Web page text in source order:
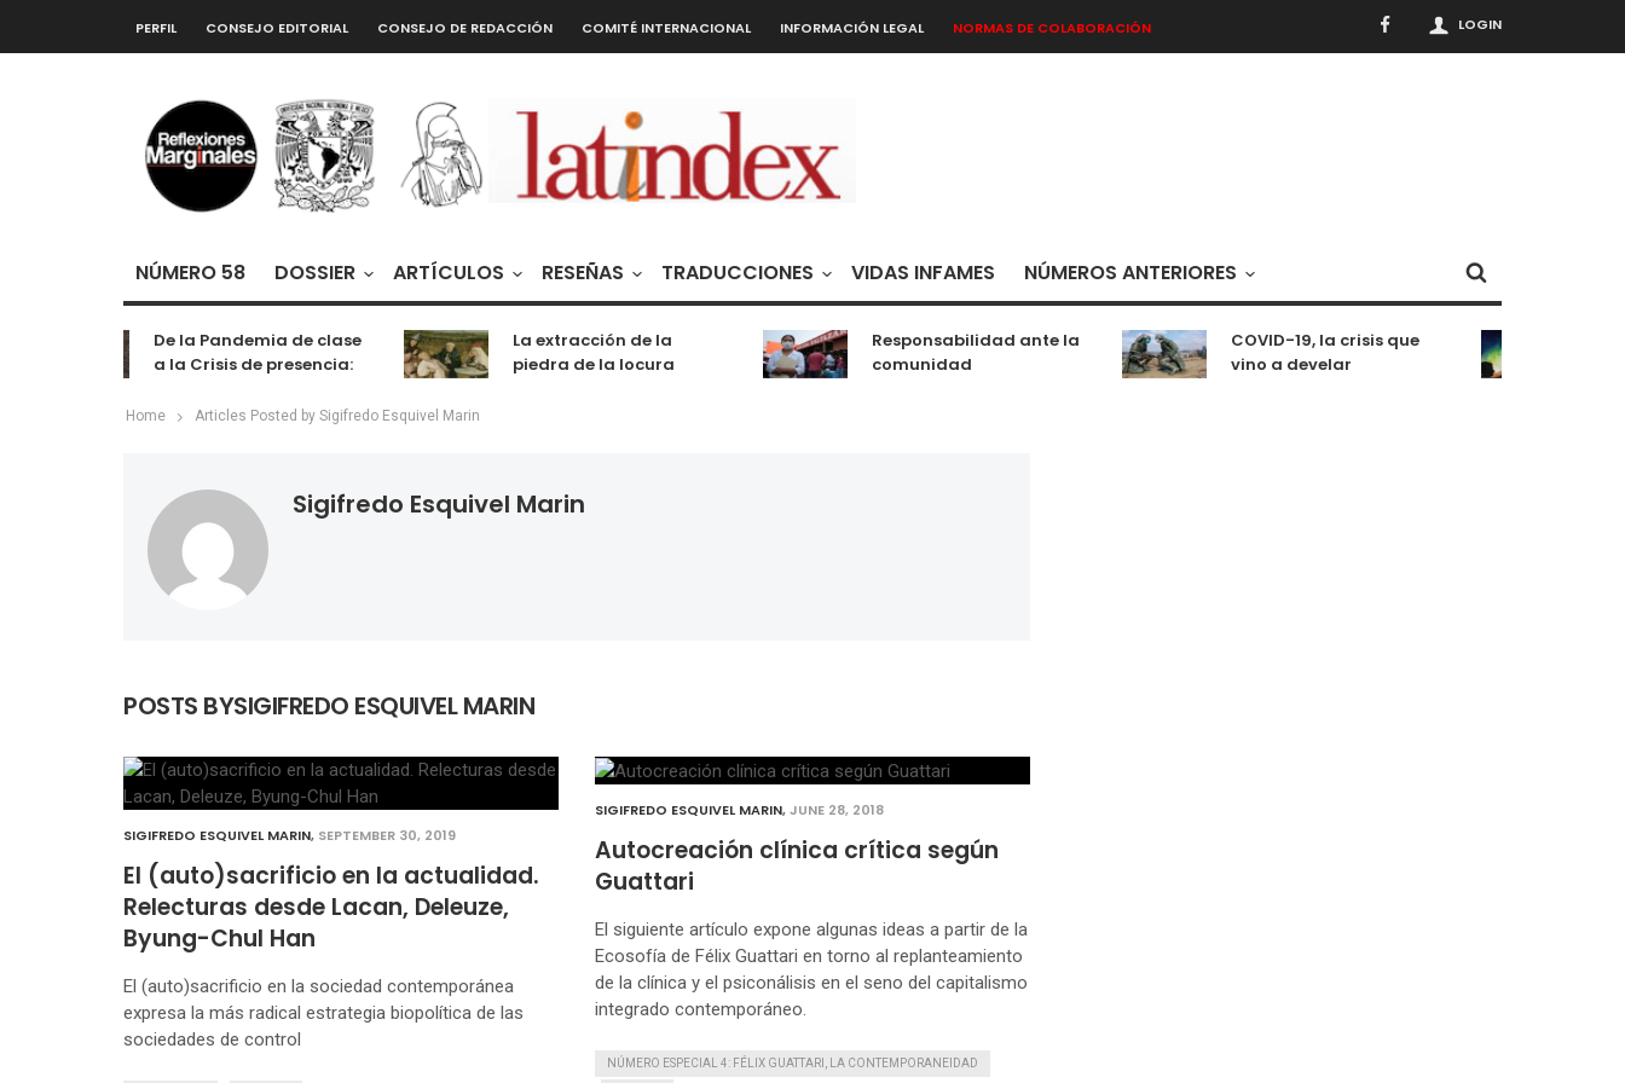
LOGIN
PERFIL CONSEJO EDITORIAL CONSEJO DE REDACCIÓN COMITÉ INTERNACIONAL INFORMACIÓN LEGAL NORMAS DE COLABORACIÓN
NÚMERO 58 DOSSIER ARTÍCULOS RESEÑAS TRADUCCIONES VIDAS INFAMES NÚMEROS ANTERIORES
De la Pandemia de clase
a la Crisis de presencia:
entretenimiento
La extracción de la
piedra de la locura
Responsabilidad ante la
comunidad
COVID-19, la crisis que
vino a develar
Home Articles Posted by Sigifredo Esquivel Marin
Sigifredo Esquivel Marin
POSTS BYSIGIFREDO ESQUIVEL MARIN
SIGIFREDO ESQUIVEL MARIN, SEPTEMBER 30, 2019
El (auto)sacrificio en la actualidad.
Relecturas desde Lacan, Deleuze,
Byung-Chul Han
El (auto)sacrificio en la sociedad contemporánea
expresa la más radical estrategia biopolítica de las
sociedades de control
SIGIFREDO ESQUIVEL MARIN,JUNE 28, 2018
Autocreación clínica crítica según
Guattari
El siguiente artículo expone algunas ideas a partir de la
Ecosofía de Félix Guattari en torno al replanteamiento
de la clínica y el psiconálisis en el seno del capitalismo
integrado contemporáneo.
NÚMERO ESPECIAL 4: FÉLIX GUATTARI, LA CONTEMPORANEIDAD